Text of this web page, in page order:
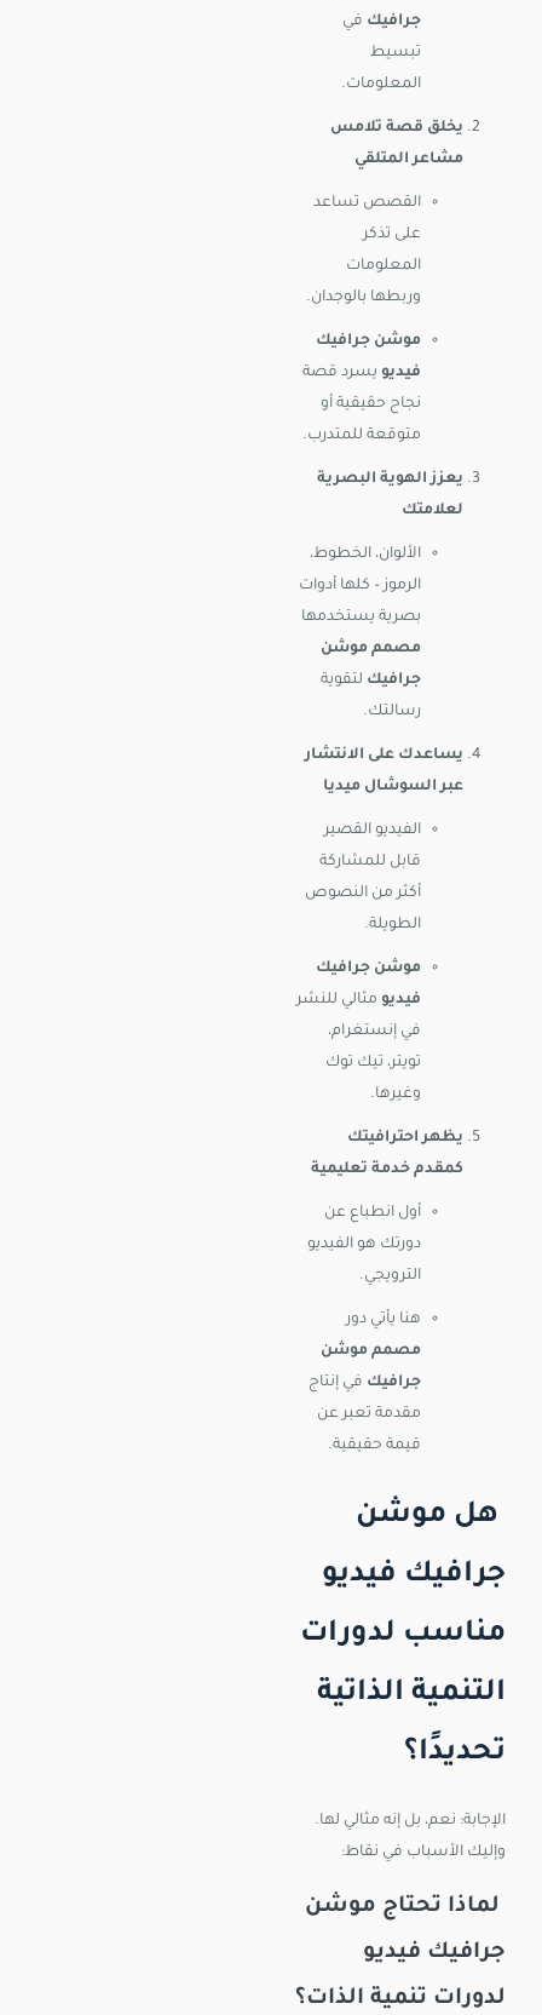
جرافيك في
تبسيط
المعلومات.
يخلق قصة تلامس
مشاعر المتلقي
القصص تساعد
على تذكر
المعلومات
وربطها بالوجدان.
موشن جرافيك
فيديو يسرد قصة
نجاح حقيقية أو
متوقعة للمتدرب.
يعزز الهوية البصرية
لعلامتك
الألوان، الخطوط،
الرموز – كلها أدوات
بصرية يستخدمها
مصمم موشن
جرافيك لتقوية
رسالتك.
يساعدك على الانتشار
عبر السوشال ميديا
الفيديو القصير
قابل للمشاركة
أكثر من النصوص
الطويلة.
موشن جرافيك
فيديو مثالي للنشر
في إنستغرام،
تويتر، تيك توك
وغيرها.
يظهر احترافيتك
كمقدم خدمة تعليمية
أول انطباع عن
دورتك هو الفيديو
الترويجي.
هنا يأتي دور
مصمم موشن
جرافيك في إنتاج
مقدمة تعبر عن
قيمة حقيقية.
هل موشن
جرافيك فيديو
مناسب لدورات
التنمية الذاتية
تحديدًا؟
الإجابة: نعم، بل إنه مثالي لها.
وإليك الأسباب في نقاط:
لماذا تحتاج موشن
جرافيك فيديو
لدورات تنمية الذات؟